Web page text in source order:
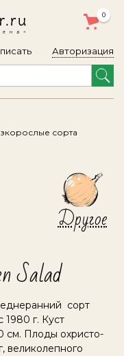
0
Авторизация
сорта
Другое
Salad
сорт
1980 г. Куст
см. Плоды охристо-
великолепного